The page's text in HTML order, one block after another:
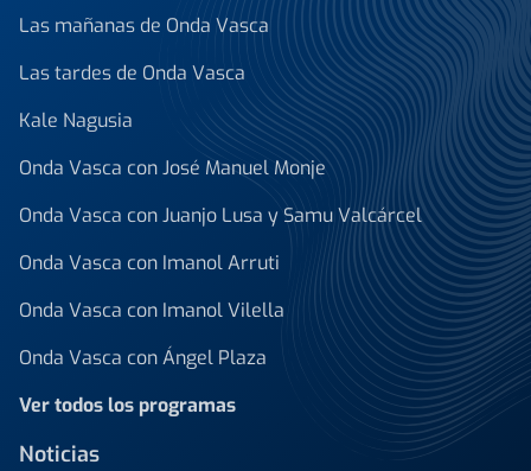
Las mañanas de Onda Vasca
Las tardes de Onda Vasca
Kale Nagusia
Onda Vasca con José Manuel Monje
Onda Vasca con Juanjo Lusa y Samu Valcárcel
Onda Vasca con Imanol Arruti
Onda Vasca con Imanol Vilella
Onda Vasca con Ángel Plaza
Ver todos los programas
Noticias